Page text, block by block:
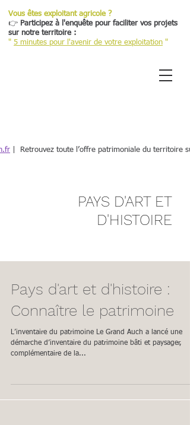
Vous êtes exploitant agricole ?
👉 Participez à l'enquête pour faciliter vos projets
sur notre territoire :
" 5 minutes pour l'avenir de votre exploitation "
| Retrouvez toute l’offre patrimoniale du territoire
PAYS D'ART ET
D'HISTOIRE
Pays d'art et d'histoire :
Connaître le patrimoine
L’inventaire du patrimoine Le Grand Auch a lancé une
démarche d’inventaire du patrimoine bâti et paysager,
complémentaire de la...